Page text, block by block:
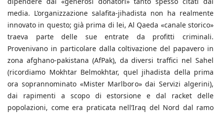
media. L’organizzazione salafita-jihadista non ha realmente
innovato in questo; già prima di lei, Al Qaeda «canale storico»
traeva parte delle sue entrate da profitti criminali.
Provenivano in particolare dalla coltivazione del papavero in
zona afghano-pakistana (AfPak), da diversi traffici nel Sahel
(ricordiamo Mokhtar Belmokhtar, quel jihadista della prima
ora soprannominato «Mister Marlboro» dai Servizi algerini),
dai rapimenti a scopo di estorsione e dal racket delle
popolazioni, come era praticata nell’Iraq del Nord dal ramo